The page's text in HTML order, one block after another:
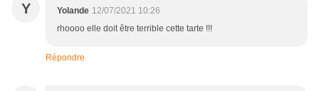
Y Yolande 12/07/2021 10:26
rhoooo elle doit être terrible cette tarte !!!
Répondre